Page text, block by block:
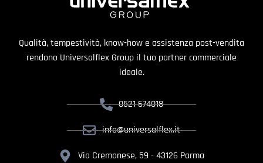
Qualità, tempestività, know-how e assistenza post-vendita
rendono Universalflex Group il tuo partner commerciale
ideale.
0521 674018
info@universalflex.it
Via Cremonese, 59 - 43126 Parma